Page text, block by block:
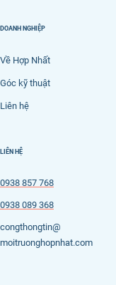
DOANH NGHIỆP
Về Hợp Nhất
Góc kỹ thuật
Liên hệ
LIÊN HỆ
0938 857 768
0938 089 368
congthongtin@
moitruonghopnhat.com